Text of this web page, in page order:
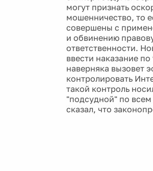
могут признать
мошенничество, то
совершены с
и обвинению
ответственности.
ввести наказание
наверняка вызовет
контролировать
такой контроль
"подсудной" по
сказал, что